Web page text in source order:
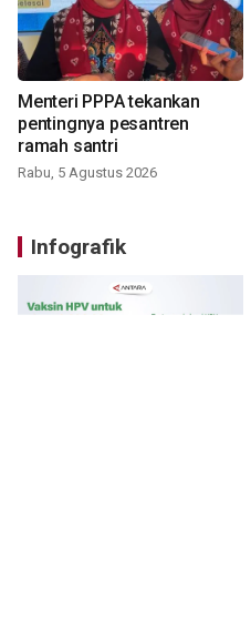
Menteri PPPA tekankan
pentingnya pesantren
ramah santri
Rabu, 5 Agustus 2026
Infografik